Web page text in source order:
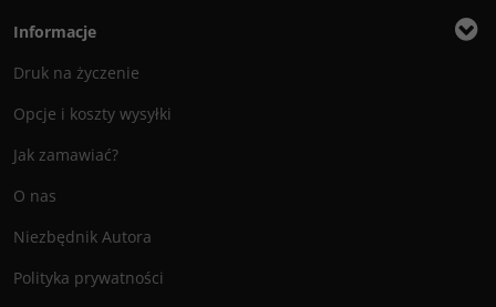
Informacje
Druk na życzenie
Opcje i koszty wysyłki
Jak zamawiać?
O nas
Niezbędnik Autora
Polityka prywatności